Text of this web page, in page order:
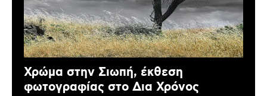
Χρώμα στην Σιωπή, έκθεση
φωτογραφίας στο Δια Χρόνος